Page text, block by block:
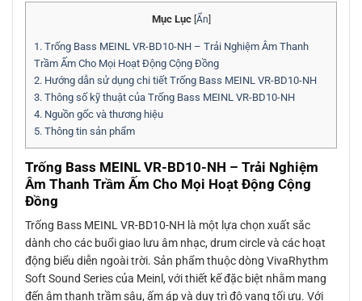
Mục Lục [Ẩn]
1. Trống Bass MEINL VR-BD10-NH – Trải Nghiệm Âm Thanh
Trầm Ấm Cho Mọi Hoạt Động Cộng Đồng
2. Hướng dẫn sử dụng chi tiết Trống Bass MEINL VR-BD10-NH
3. Thông số kỹ thuật của Trống Bass MEINL VR-BD10-NH
4. Nguồn gốc và thương hiệu
5. Thông tin sản phẩm
Trống Bass MEINL VR-BD10-NH – Trải Nghiệm
Âm Thanh Trầm Ấm Cho Mọi Hoạt Động Cộng
Đồng
Trống Bass MEINL VR-BD10-NH là một lựa chọn xuất sắc
dành cho các buổi giao lưu âm nhạc, drum circle và các hoạt
động biểu diễn ngoài trời. Sản phẩm thuộc dòng VivaRhythm
Soft Sound Series của Meinl, với thiết kế đặc biệt nhằm mang
đến âm thanh trầm sâu, ấm áp và duy trì độ vang tối ưu. Với